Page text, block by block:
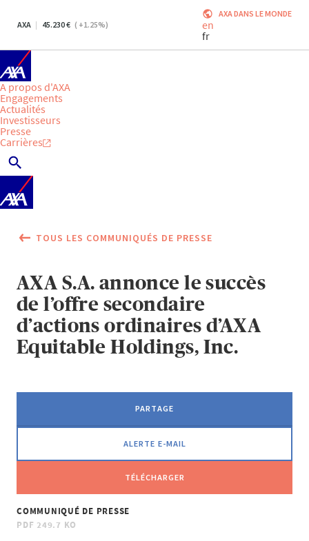
AXA 45.230 ( +1.25%)
AXA DANS LE MONDE
en
fr
A propos d'AXA
Engagements
Actualités
Investisseurs
Presse
Carrières
TOUS LES COMMUNIQUÉS DE PRESSE
AXA S.A. annonce le succès
de l’offre secondaire
d’actions ordinaires d’AXA
Equitable Holdings, Inc.
PARTAGE
ALERTE E-MAIL
TÉLÉCHARGER
COMMUNIQUÉ DE PRESSE
PDF 249.7 KO